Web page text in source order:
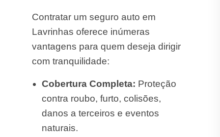
Contratar um seguro auto em
Lavrinhas oferece inúmeras
vantagens para quem deseja dirigir
com tranquilidade:
Cobertura Completa: Proteção
contra roubo, furto, colisões,
danos a terceiros e eventos
naturais.